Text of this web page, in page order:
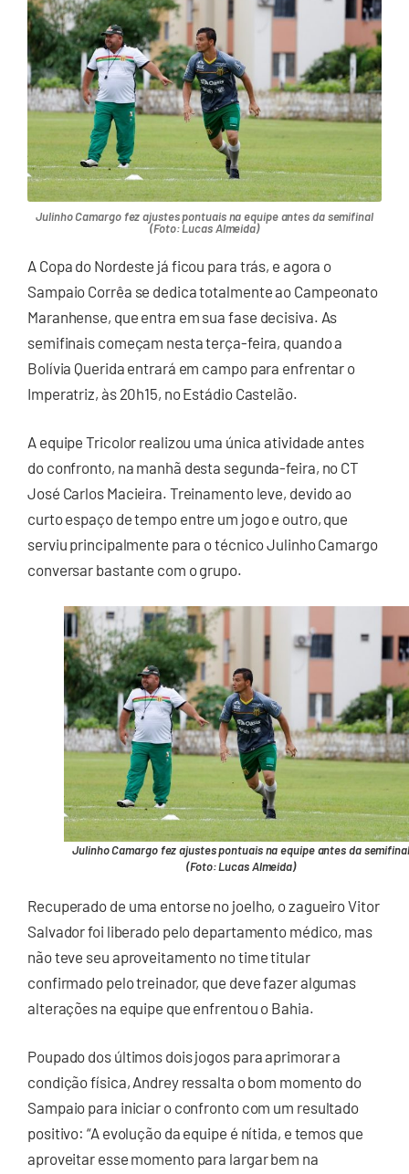
Julinho Camargo fez ajustes pontuais na equipe antes da semifinal
(Foto: Lucas Almeida)
A Copa do Nordeste já ficou para trás, e agora o
Sampaio Corrêa se dedica totalmente ao Campeonato
Maranhense, que entra em sua fase decisiva. As
semifinais começam nesta terça-feira, quando a
Bolívia Querida entrará em campo para enfrentar o
Imperatriz, às 20h15, no Estádio Castelão.
A equipe Tricolor realizou uma única atividade antes
do confronto, na manhã desta segunda-feira, no CT
José Carlos Macieira. Treinamento leve, devido ao
curto espaço de tempo entre um jogo e outro, que
serviu principalmente para o técnico Julinho Camargo
conversar bastante com o grupo.
Julinho Camargo fez ajustes pontuais na equipe antes da semifinal
(Foto: Lucas Almeida)
Recuperado de uma entorse no joelho, o zagueiro Vitor
Salvador foi liberado pelo departamento médico, mas
não teve seu aproveitamento no time titular
confirmado pelo treinador, que deve fazer algumas
alterações na equipe que enfrentou o Bahia.
Poupado dos últimos dois jogos para aprimorar a
condição física, Andrey ressalta o bom momento do
Sampaio para iniciar o confronto com um resultado
positivo: “A evolução da equipe é nítida, e temos que
aproveitar esse momento para largar bem na